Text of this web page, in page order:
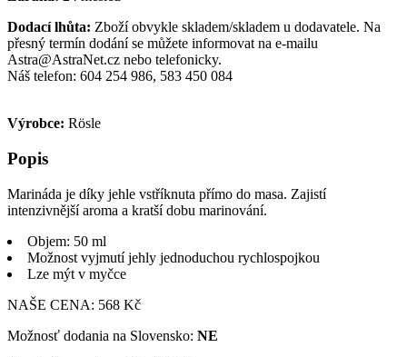
Dodací lhůta: Zboží obvykle skladem/skladem u dodavatele. Na
přesný termín dodání se můžete informovat na e-mailu
Astra@AstraNet.cz nebo telefonicky.
Náš telefon: 604 254 986, 583 450 084
Výrobce: Rösle
Popis
Marináda je díky jehle vstříknuta přímo do masa. Zajistí
intenzivnější aroma a kratší dobu marinování.
Objem: 50 ml
Možnost vyjmutí jehly jednoduchou rychlospojkou
Lze mýt v myčce
NAŠE CENA: 568 Kč
Možnosť dodania na Slovensko: NE